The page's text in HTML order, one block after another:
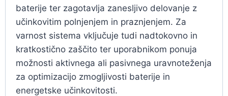
baterije ter zagotavlja zanesljivo delovanje z
učinkovitim polnjenjem in praznjenjem. Za
varnost sistema vključuje tudi nadtokovno in
kratkostično zaščito ter uporabnikom ponuja
možnosti aktivnega ali pasivnega uravnoteženja
za optimizacijo zmogljivosti baterije in
energetske učinkovitosti.